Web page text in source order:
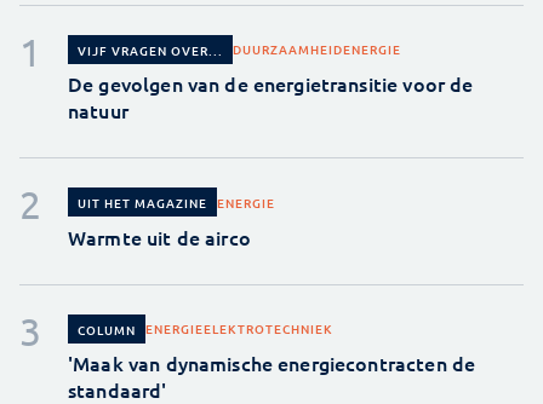
VIJF VRAGEN OVER... DUURZAAMHEIDENERGIE
De gevolgen van de energietransitie voor de
natuur
UIT HET MAGAZINE ENERGIE
Warmte uit de airco
COLUMN ENERGIEELEKTROTECHNIEK
'Maak van dynamische energiecontracten de
standaard'